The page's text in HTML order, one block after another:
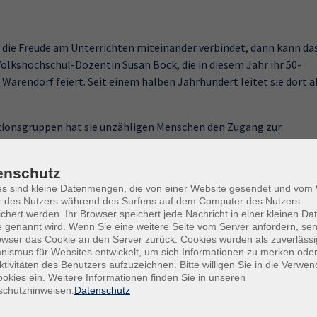
Freude am Unterrichten miteinander verbindet, dann kann
Dozentin Susan Bock, die in diesem Jahr ihr 50-
Warendorf feiert. Seit einem halben Jahrhundert leitet sie dort
hat sie unzähligen Menschen den Zugang zur
ist dabei stets geprägt von Offenheit, Begeisterung und der
Dabei spricht sie gerne auch mal alle Sinne an – viele
probieren, die sie jährlich zu Weihnachten backt und mit in die
1975, als die VHS Warendorf in ihrem Gründungsjahr
Anmeldungen fast überrannt. Denn damals hatten viele
da dieses Fach erst Ende der 60er Jahre verbindlich eingeführt
Kultur unterwegs
sind kleine Datenmengen, die von einer Website gesendet und vom
des Nutzers während des Surfens auf dem Computer des Nutzers
werden. Ihr Browser speichert jede Nachricht in einer kleinen
genannt wird. Wenn Sie eine weitere Seite vom Server anfordern,
das Cookie an den Server zurück. Cookies wurden als
für Websites entwickelt, um sich Informationen zu merken
des Benutzers aufzuzeichnen. Bitte willigen Sie in die
ein. Weitere Informationen finden Sie in unseren
Datenschutz